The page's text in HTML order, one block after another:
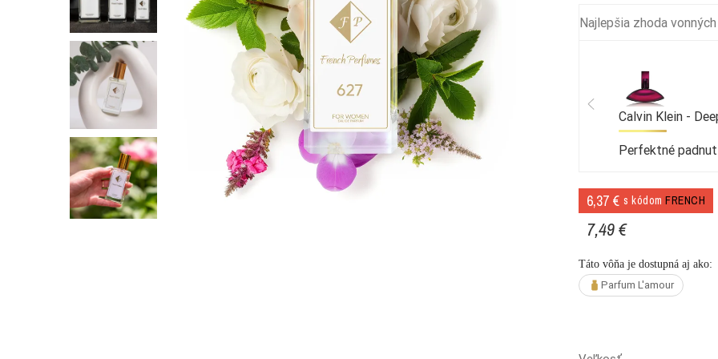
Najlepšia zhoda
Calvin Klein -
Perfektné
6,37 € s kódom FRENCH
7,49 €
Táto vôňa je dostupná aj ako:
Parfum L'amour